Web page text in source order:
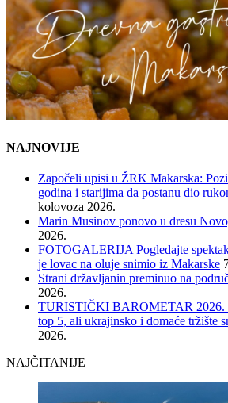
NAJNOVIJE
Započeli upisi u ŽRK Makarska:
godina i starijima da postanu dio
kolovoza 2026.
Marin Musinov ponovo u dresu
2026.
FOTOGALERIJA Pogledajte
je lovac na oluje snimio iz Makarske
Strani državljanin preminuo na
2026.
TURISTIČKI BAROMETAR 2026.
top 5, ali ukrajinsko i domaće tržište
2026.
NAJČITANIJE